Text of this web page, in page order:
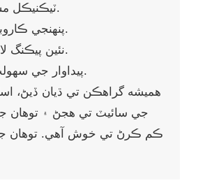
● ٽيڪنيڪل مسئلو حل ڪريو.
● پنهنجي ڪاروبار ۾ مدد ڪريو.
● نئين پيڪنگ لائن نصب ڪريو.
● پيداوار جي سهولت فراهم ڪريو.
هميشه گراهڪن تي ڌيان ڏيڻ،
جي سائيٽ تي هجڻ ۽ توهان
ڪم ڪرڻ تي خوش آهي. توهان